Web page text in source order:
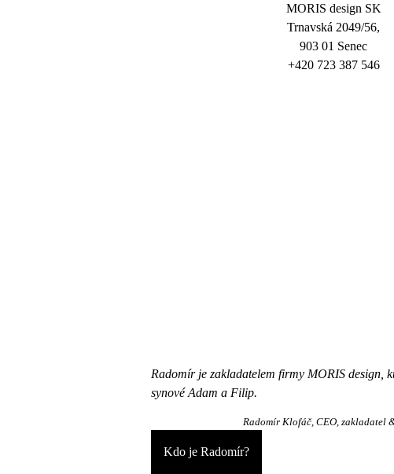
MORIS design SK
Trnavská 2049/56,
903 01 Senec
+420 723 387 546
Radomír je zakladatelem firmy MORIS design,
synové Adam a Filip.
Radomír Klofáč CEO, zakladatel
Kdo je Radomír?